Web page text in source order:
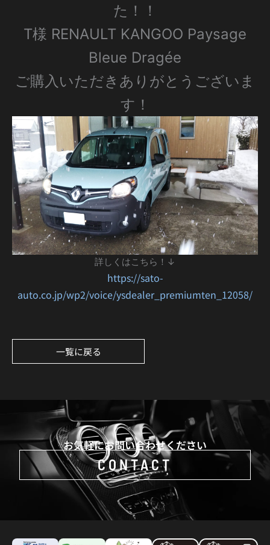
た！！
T様 RENAULT KANGOO Paysage
Bleue Dragée
ご購入いただきありがとうございま
す！
詳しくはこちら！↓
https://sato-
auto.co.jp/wp2/voice/ysdealer_premiumten_12058/
一覧に戻る
お気軽にお問い合わせください
CONTACT